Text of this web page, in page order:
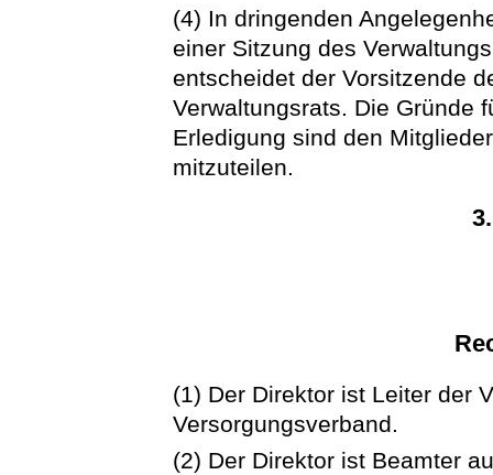
(4) In dringenden
einer Sitzung des
entscheidet der Vorsitzende
Verwaltungsrats. Die Gründe
Erledigung sind den
mitzuteilen.
(1) Der Direktor ist Leiter der
Versorgungsverband.
(2) Der Direktor ist Beamter